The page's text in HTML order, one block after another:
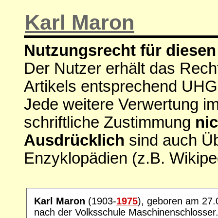
Karl Maron
Nutzungsrecht für
Der Nutzer erhält das
Artikels entsprechend
Jede weitere Verwertung
schriftliche Zustimmung
Ausdrücklich sind auch
Enzyklopädien (z.B.
Karl Maron (1903-1975), geboren am
nach der Volksschule Maschinenschlosser.